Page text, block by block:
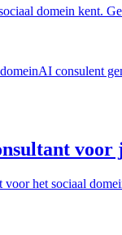
domein kent.
AI consulent
voor
het sociaal